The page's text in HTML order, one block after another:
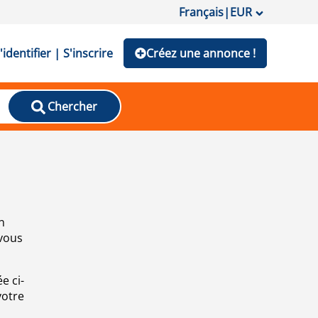
Français|EUR
| S'inscrire Créez une annonce !
Chercher
ci-